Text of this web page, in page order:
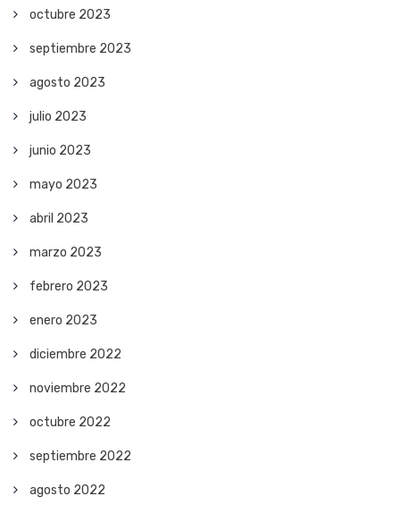
octubre 2023
septiembre 2023
agosto 2023
julio 2023
junio 2023
mayo 2023
abril 2023
marzo 2023
febrero 2023
enero 2023
diciembre 2022
noviembre 2022
octubre 2022
septiembre 2022
agosto 2022